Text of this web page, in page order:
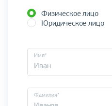
Физическое лицо
Юридическое лицо
Имя*
Фамилия*